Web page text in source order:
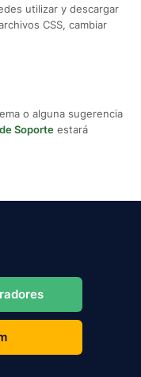
utilizar y descargar
CSS, cambiar
o alguna sugerencia
Soporte estará